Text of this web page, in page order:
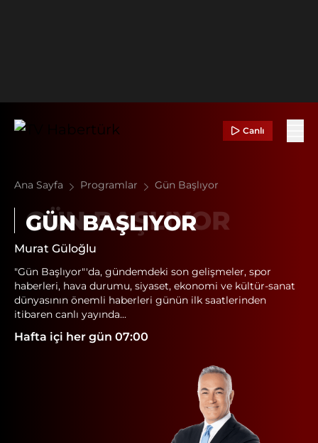
Canlı
Ana Sayfa Programlar Gün Başlıyor
GÜN BAŞLIYOR
Murat Güloğlu
"Gün Başlıyor"'da, gündemdeki son gelişmeler, spor
haberleri, hava durumu, siyaset, ekonomi ve kültür-sanat
dünyasının önemli haberleri günün ilk saatlerinden
itibaren canlı yayında...
Hafta içi her gün 07:00